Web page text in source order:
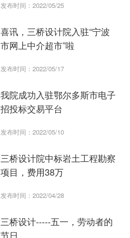
发布时间：2022/05/25
喜讯，三桥设计院入驻“宁波
市网上中介超市”啦
发布时间：2022/05/17
我院成功入驻鄂尔多斯市电子
招投标交易平台
发布时间：2022/05/10
三桥设计院中标岩土工程勘察
项目，费用38万
发布时间：2022/04/28
三桥设计-----五一，劳动者的
节日